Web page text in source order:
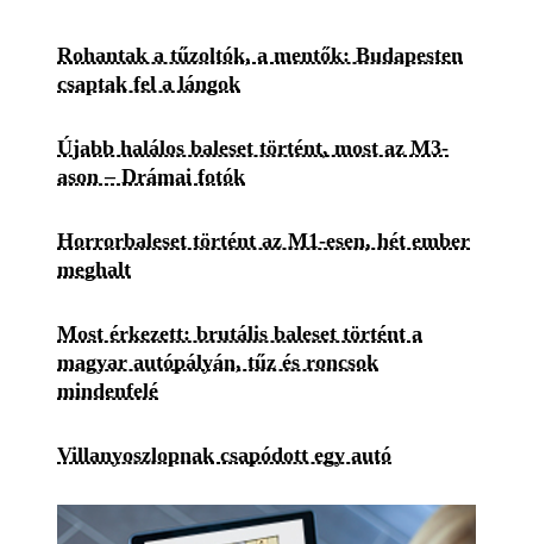
Rohantak a tűzoltók, a mentők: Budapesten
csaptak fel a lángok
Újabb halálos baleset történt, most az M3-
ason – Drámai fotók
Horrorbaleset történt az M1-esen, hét ember
meghalt
Most érkezett: brutális baleset történt a
magyar autópályán, tűz és roncsok
mindenfelé
Villanyoszlopnak csapódott egy autó